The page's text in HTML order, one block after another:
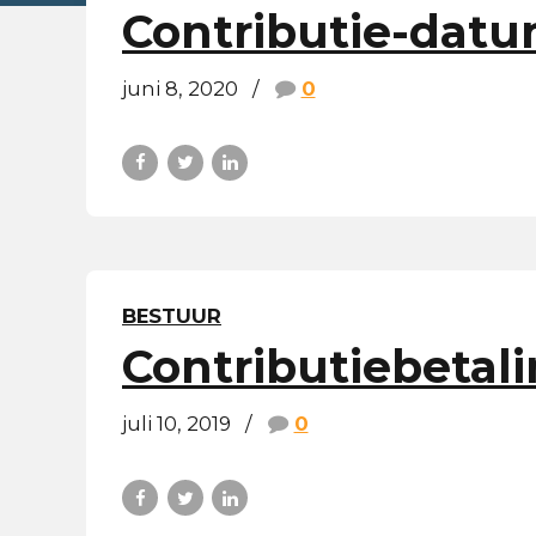
Contributie-
juni 8, 2020 0
BESTUUR
juli 10, 2019 0